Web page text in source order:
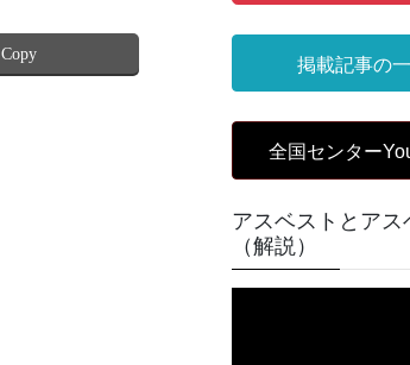
Copy
掲載記事の
全国センター
アスベストとアス
（解説）